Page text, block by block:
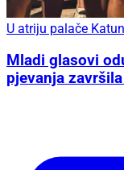
U atriju palače
Mladi glasovi
pjevanja